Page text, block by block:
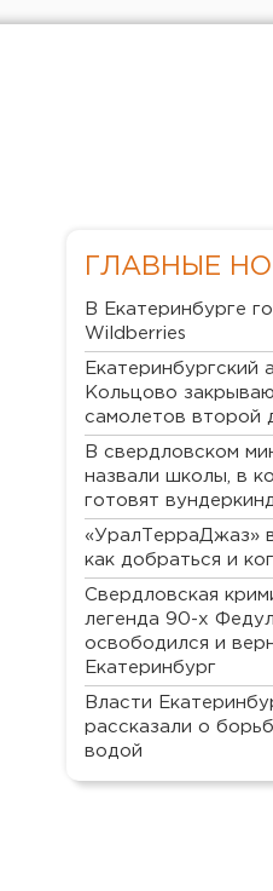
ГЛАВНЫЕ
В Екатеринбурге
Wildberries
Екатеринбургский
Кольцово
самолетов второй
В свердловском
назвали школы, в
готовят
«УралТерраДжаз»
как добраться и
Свердловская
легенда 90-х
освободился и
Екатеринбург
Власти
рассказали о
водой